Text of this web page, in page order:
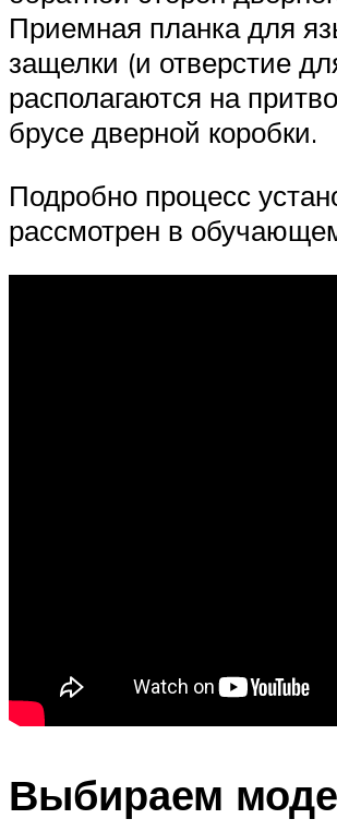
Приемная планка для
защелки (и отверстие
располагаются на
брусе дверной коробки.
Подробно процесс
рассмотрен в
Выбираем